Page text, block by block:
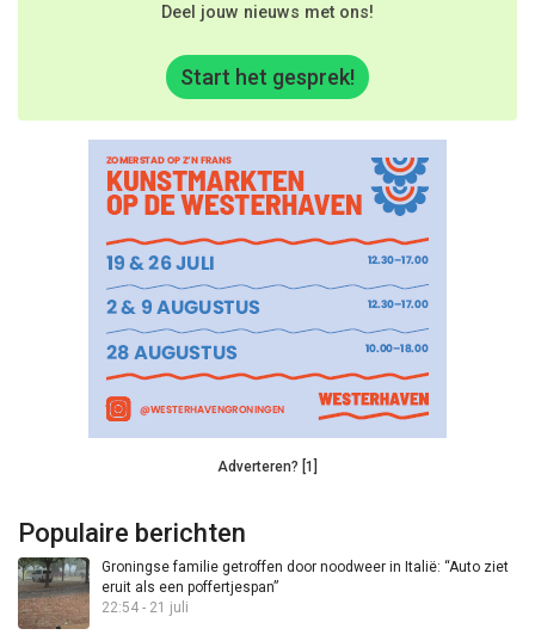
Deel jouw nieuws met ons!
Start het gesprek!
Adverteren? [1]
Populaire berichten
Groningse familie getroffen door noodweer in Italië: “Auto ziet
eruit als een poffertjespan”
22:54 - 21 juli